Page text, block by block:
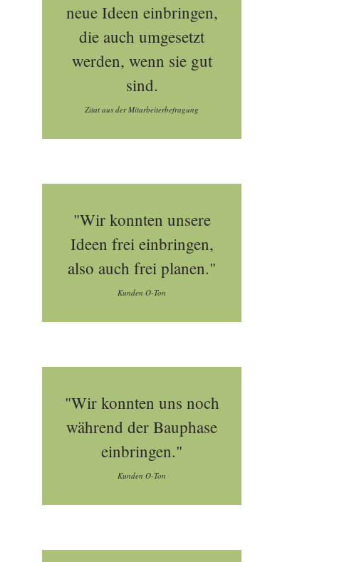
neue Ideen einbringen,
die auch umgesetzt
werden, wenn sie gut
sind.
Zitat aus der Mitarbeiterbefragung
"Wir konnten unsere
Ideen frei einbringen,
also auch frei planen."
Kunden O-Ton
"Wir konnten uns noch
während der Bauphase
einbringen."
Kunden O-Ton